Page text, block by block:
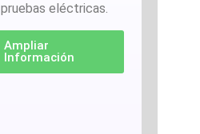
pruebas eléctricas.
Ampliar
Información